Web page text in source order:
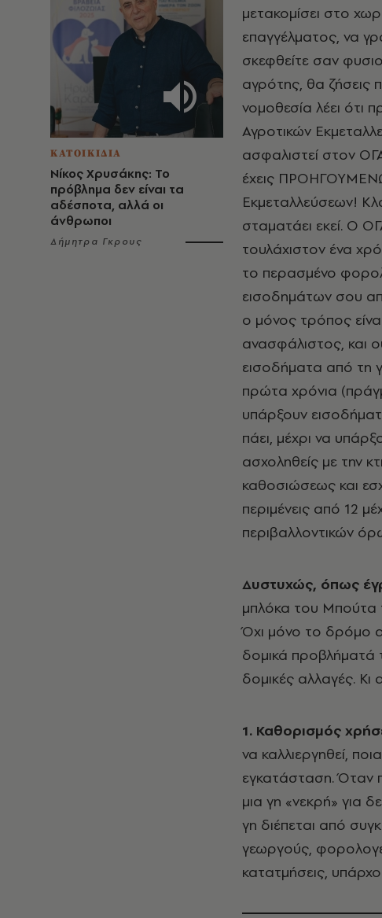
ΚΑΤΟΙΚΙΔΙΑ
Νίκος Χρυσάκης: Το
πρόβλημα δεν είναι τα
αδέσποτα, αλλά οι
άνθρωποι
Δήμητρα Γκρους
μετακομίσει στο
επαγγέλματος, να
σκεφθείτε σαν
αγρότης, θα ζήσεις
νομοθεσία λέει ότι
Αγροτικών
ασφαλιστεί στον
έχεις
Εκμεταλλεύσεων!
σταματάει εκεί. Ο
τουλάχιστον ένα
το περασμένο
εισοδημάτων σου
ο μόνος τρόπος
ανασφάλιστος, και
εισοδήματα από τη
πρώτα χρόνια
υπάρξουν
πάει, μέχρι να
ασχοληθείς με την
καθοσιώσεως και
περιμένεις από 12
περιβαλλοντικών
Δυστυχώς, όπως
μπλόκα του Μπούτα
Όχι μόνο το δρόμο
δομικά προβλήματά
δομικές αλλαγές. Κι
1. Καθορισμός
να καλλιεργηθεί,
εγκατάσταση. Όταν
μια γη «νεκρή» για
γη διέπεται από
γεωργούς,
κατατμήσεις,